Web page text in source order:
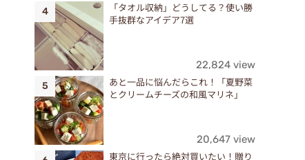
「タオル収納」どうしてる？使い勝
手抜群なアイデア7選
22,824 view
あと一品に悩んだらこれ！「夏野菜
とクリームチーズの和風マリネ」
20,647 view
東京に行ったら絶対買いたい！贈り